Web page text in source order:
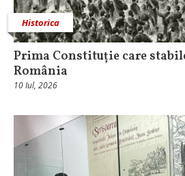
Historica
Prima Constituție care
România
10 Iul, 2026